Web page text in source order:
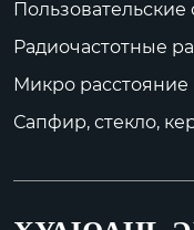
радиочастотных
Радиочастотные
Микро расстояние
Сапфир, стекло,